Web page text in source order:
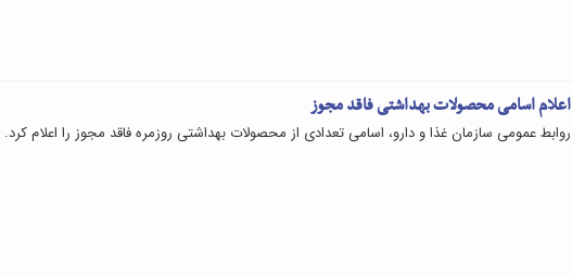
اعلام اسامی محصولات بهداشتی فاقد مجوز
روابط عمومی سازمان غذا و دارو، اسامی تعدادی از محصولات بهداشتی روزمره فاقد مجوز را اعلام کرد.